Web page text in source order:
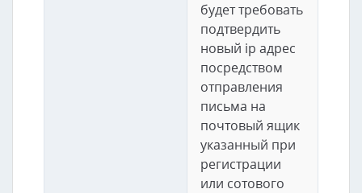
будет требовать
подтвердить
новый ip адрес
посредством
отправления
письма на
почтовый ящик
указанный при
регистрации
или сотового